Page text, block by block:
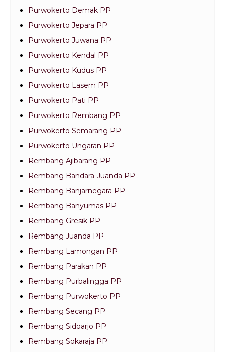
Purwokerto Demak PP
Purwokerto Jepara PP
Purwokerto Juwana PP
Purwokerto Kendal PP
Purwokerto Kudus PP
Purwokerto Lasem PP
Purwokerto Pati PP
Purwokerto Rembang PP
Purwokerto Semarang PP
Purwokerto Ungaran PP
Rembang Ajibarang PP
Rembang Bandara-Juanda PP
Rembang Banjarnegara PP
Rembang Banyumas PP
Rembang Gresik PP
Rembang Juanda PP
Rembang Lamongan PP
Rembang Parakan PP
Rembang Purbalingga PP
Rembang Purwokerto PP
Rembang Secang PP
Rembang Sidoarjo PP
Rembang Sokaraja PP